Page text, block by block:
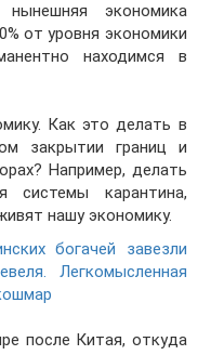
экономика
от уровня экономики
находимся в
Как это делать в
закрытии границ и
Например, делать
системы карантина,
нашу экономику.
богачей завезли
Легкомысленная
после Китая, откуда